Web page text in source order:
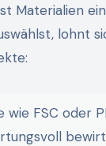
Materialien
lohnt
wie FSC oder